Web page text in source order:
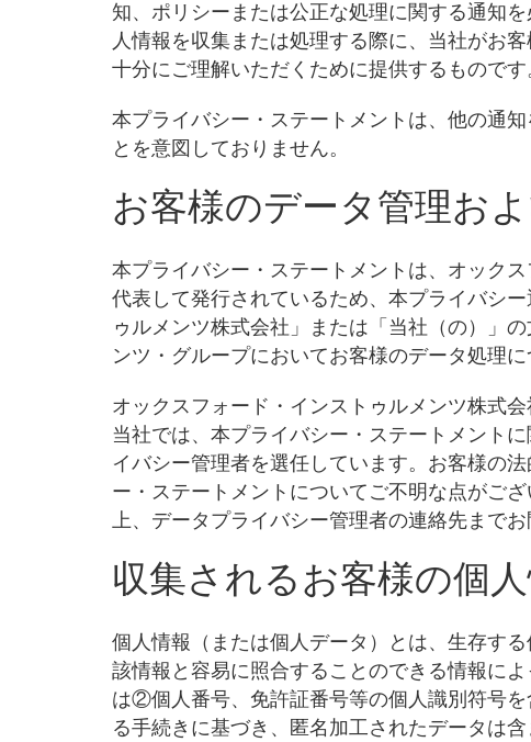
知、ポリシーまたは公正な処理に関する通知
人情報を収集または処理する際に、当社がお
十分にご理解いただくために提供するものです
本プライバシー・ステートメントは、他の通
とを意図しておりません。
お客様のデータ管理お
本プライバシー・ステートメントは、オック
代表して発行されているため、本プライバシ
ゥルメンツ株式会社」または「当社（の）」
ンツ・グループにおいてお客様のデータ処理
オックスフォード・インストゥルメンツ株式
当社では、本プライバシー・ステートメント
イバシー管理者を選任しています。お客様の
ー・ステートメントについてご不明な点がご
上、データプライバシー管理者の連絡先までお
収集されるお客様の個
個人情報（または個人データ）とは、生存す
該情報と容易に照合することのできる情報に
は②個人番号、免許証番号等の個人識別符号
る手続きに基づき、匿名加工されたデータは